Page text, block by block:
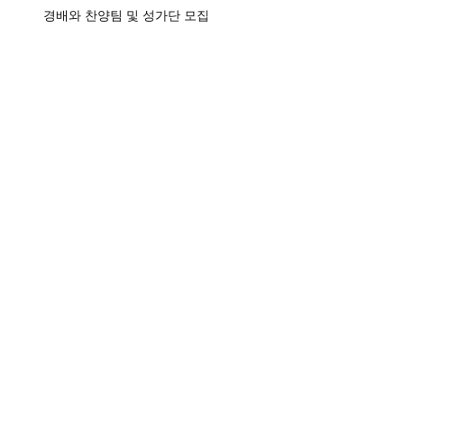
경배와 찬양팀 및 성가단 모집